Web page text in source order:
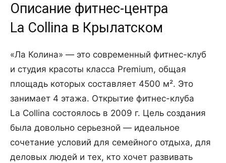
Описание фитнес-центра
La Collina в Крылатском
«Ла Колина» — это современный фитнес-клуб
и студия красоты класса Premium, общая
площадь которых составляет 4500 м². Это
занимает 4 этажа. Открытие фитнес-клуба
La Collinа состоялось в 2009 г. Цель создания
была довольно серьезной — идеальное
сочетание условий для семейного отдыха, для
деловых людей и тех, кто хочет развивать